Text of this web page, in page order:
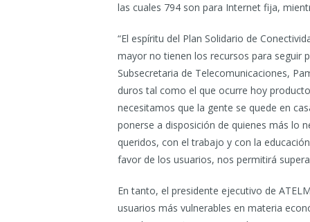
las cuales 794 son para Internet fija,
“El espíritu del Plan Solidario de
mayor no tienen los recursos para seguir
Subsecretaria de Telecomunicaciones,
duros tal como el que ocurre hoy
necesitamos que la gente se quede en
ponerse a disposición de quienes más lo
queridos, con el trabajo y con la
favor de los usuarios, nos permitirá
En tanto, el presidente ejecutivo de
usuarios más vulnerables en materia